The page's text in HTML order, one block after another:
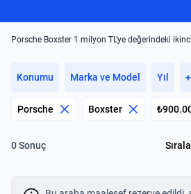
Porsche Boxster 1 milyon TL’ye değerindeki
Konumu Marka ve Model Yıl
Porsche Boxster
0 Sonuç